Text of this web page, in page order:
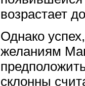
возрастает
Однако
желаниям
склонны